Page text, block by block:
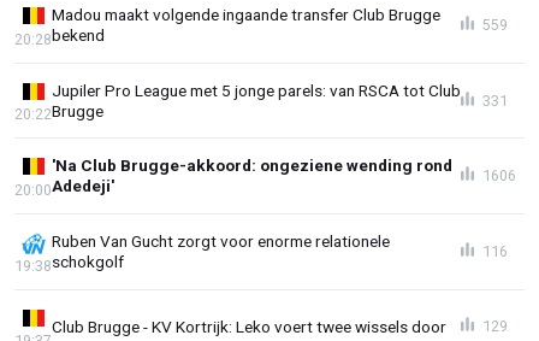
Madou maakt volgende ingaande transfer Club Brugge
bekend
20:28
559
Jupiler Pro League met 5 jonge parels: van RSCA tot Club
Brugge
20:22
331
'Na Club Brugge-akkoord: ongeziene wending rond
Adedeji'
20:00
1606
Ruben Van Gucht zorgt voor enorme relationele
schokgolf
19:38
116
Club Brugge - KV Kortrijk: Leko voert twee wissels door 129